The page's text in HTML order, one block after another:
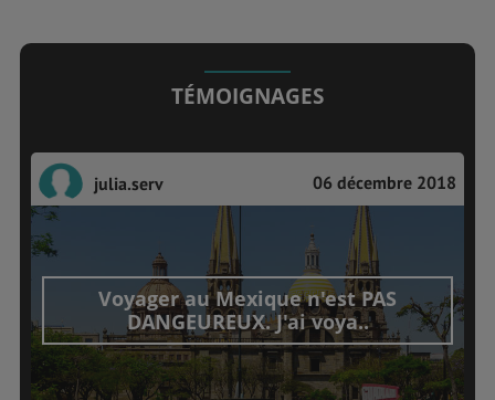
TÉMOIGNAGES
julia.serv 06 décembre 2018
Voyager au Mexique n'est PAS
DANGEUREUX. J'ai voya..